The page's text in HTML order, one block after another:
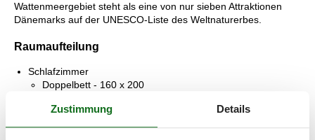
Wattenmeergebiet steht als eine von nur sieben Attraktionen
Dänemarks auf der UNESCO-Liste des Weltnaturerbes.
Raumaufteilung
Schlafzimmer
Doppelbett - 160 x 200
Schlafzimmer
Doppelbett - 160 x 200
Zustimmung Details